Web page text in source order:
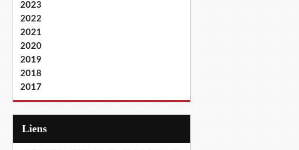
2023
2022
2021
2020
2019
2018
2017
Liens